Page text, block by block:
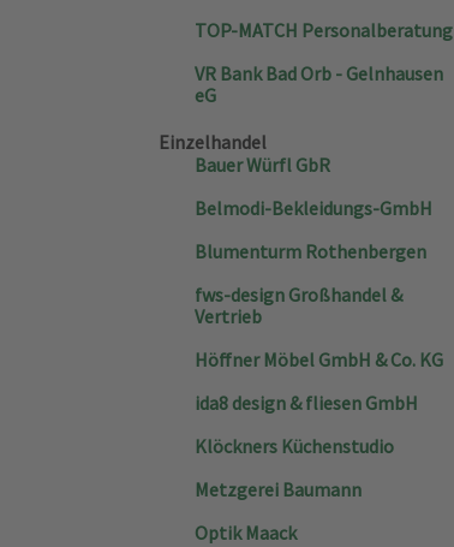
TOP-MATCH Personalberatung
VR Bank Bad Orb - Gelnhausen
eG
Einzelhandel
Bauer Würfl GbR
Belmodi-Bekleidungs-GmbH
Blumenturm Rothenbergen
fws-design Großhandel &
Vertrieb
Höffner Möbel GmbH & Co. KG
ida8 design & fliesen GmbH
Klöckners Küchenstudio
Metzgerei Baumann
Optik Maack